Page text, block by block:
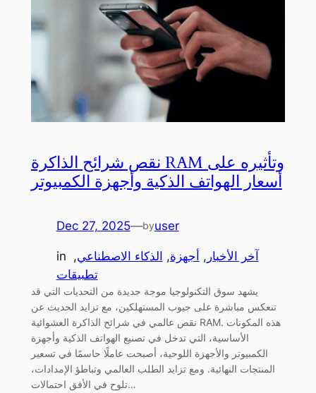
نقص شرائح الذاكرة RAM وتأثيره على
أسعار الهواتف الذكية وأجهزة الكمبيوتر
Dec 27, 2025—byuser
in آخر الأخبار , أجهزة, الذكاء الاصطناعي,
تطبيقات
يشهد سوق التكنولوجيا موجة جديدة من التحديات التي قد
تنعكس مباشرة على جيوب المستهلكين، مع تزايد الحديث عن
نقص عالمي في شرائح الذاكرة العشوائية RAM. هذه المكونات
الأساسية، التي تدخل في تصنيع الهواتف الذكية وأجهزة
الكمبيوتر والأجهزة اللوحية، أصبحت عاملًا حاسمًا في تسعير
المنتجات النهائية. ومع تزايد الطلب العالمي وتباطؤ الإمدادات،
تلوح في الأفق احتمالات…